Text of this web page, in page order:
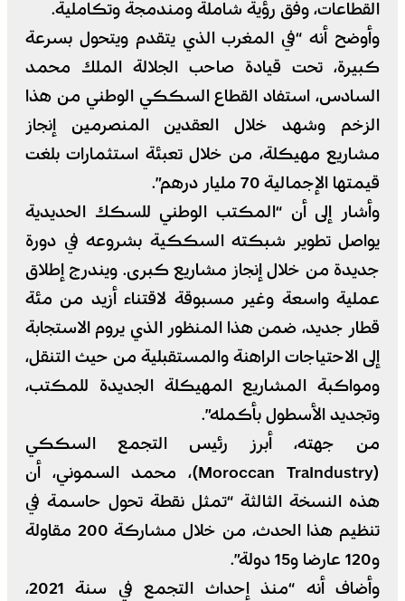
القطاعات، وفق رؤية شاملة ومندمجة وتكاملية.
وأوضح أنه “في المغرب الذي يتقدم ويتحول بسرعة
كبيرة، تحت قيادة صاحب الجلالة الملك محمد
السادس، استفاد القطاع السككي الوطني من هذا
الزخم وشهد خلال العقدين المنصرمين إنجاز
مشاريع مهيكلة، من خلال تعبئة استثمارات بلغت
قيمتها الإجمالية 70 مليار درهم”.
وأشار إلى أن “المكتب الوطني للسكك الحديدية
يواصل تطوير شبكته السككية بشروعه في دورة
جديدة من خلال إنجاز مشاريع كبرى. ويندرج إطلاق
عملية واسعة وغير مسبوقة لاقتناء أزيد من مئة
قطار جديد، ضمن هذا المنظور الذي يروم الاستجابة
إلى الاحتياجات الراهنة والمستقبلية من حيث التنقل،
ومواكبة المشاريع المهيكلة الجديدة للمكتب،
وتجديد الأسطول بأكمله”.
من جهته، أبرز رئيس التجمع السككي
(Moroccan TraIndustry)، محمد السموني، أن
هذه النسخة الثالثة “تمثل نقطة تحول حاسمة في
تنظيم هذا الحدث، من خلال مشاركة 200 مقاولة
و120 عارضا و15 دولة”.
وأضاف أنه “منذ إحداث التجمع في سنة 2021،